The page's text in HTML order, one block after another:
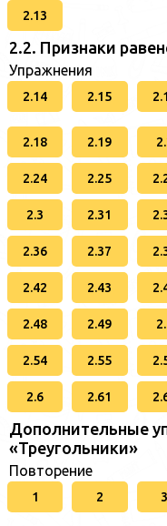
2.13
2.2. Признаки
Упражнения
2.14 2.15
2.18 2.19
2.24 2.25
2.3 2.31
2.36 2.37
2.42 2.43
2.48 2.49
2.54 2.55
2.6 2.61
Дополнительные
«Треугольники»
Повторение
1 2 3